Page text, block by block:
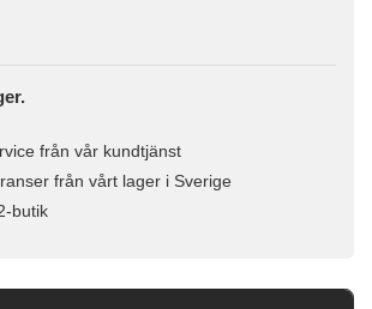
från vår kundtjänst
från vårt lager i Sverige
butik